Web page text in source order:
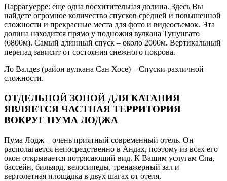
Паррагуерре: еще одна восхитительная долина. Здесь Вы
найдете огромное количество спусков средней и повышенной
сложности и прекрасные места для фото и видеосъемок. Эта
долина находится прямо у подножия вулкана Тупунгато
(6800м). Самый длинный спуск – около 2000м. Вертикальный
перепад зависит от состояния снежного покрова.
Ло Валдез (район вулкана Сан Хосе) – Спуски различной
сложности.
ОТДЕЛЬНОЙ ЗОНОЙ ДЛЯ КАТАНИЯ
ЯВЛЯЕТСЯ ЧАСТНАЯ ТЕРРИТОРИЯ
ВОКРУГ ПУМА ЛОДЖА
Пума Лодж – очень приятный современный отель. Он
располагается непосредственно в Андах, поэтому из всех его
окон открывается потрясающий вид. К Вашим услугам Спа,
бассейн, бильярд, велосипеды, тренажерный зал и
вертолетная площадка в двух шагах от отеля.